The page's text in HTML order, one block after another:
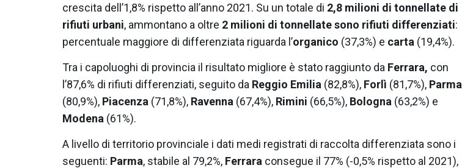
crescita dell’1,8% rispetto all’anno 2021. Su un totale di 2,8 milioni di tonnellate di
rifiuti urbani, ammontano a oltre 2 milioni di tonnellate sono rifiuti differenziati:
percentuale maggiore di differenziata riguarda l’organico (37,3%) e carta (19,4%).
Tra i capoluoghi di provincia il risultato migliore è stato raggiunto da Ferrara, con
l’87,6% di rifiuti differenziati, seguito da Reggio Emilia (82,8%), Forlì (81,7%), Parma
(80,9%), Piacenza (71,8%), Ravenna (67,4%), Rimini (66,5%), Bologna (63,2%) e
Modena (61%).
A livello di territorio provinciale i dati medi registrati di raccolta differenziata sono i
seguenti: Parma, stabile al 79,2%, Ferrara consegue il 77% (-0,5% rispetto al 2021),